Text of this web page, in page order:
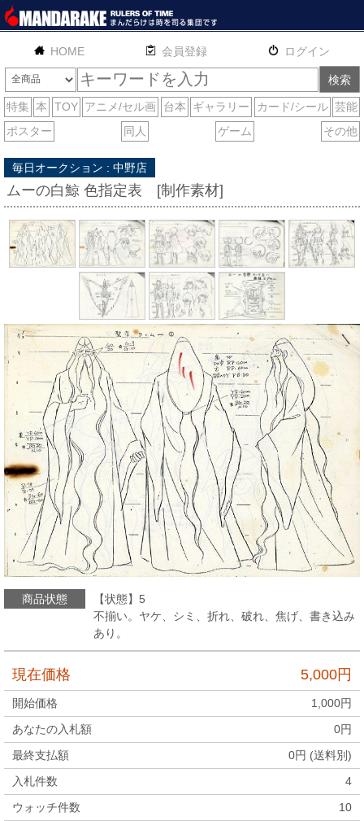
HOME English 通販 サイトマップ お問い合わせ
毎日オークション : 中野店
ムーの白鯨 色指定表 [制作素材]
商品状態
【状態】5
不揃い。ヤケ、シミ、折れ、破れ、焦げ、書き込み
あり。
現在価格 5,000円
開始価格 1,000円
あなたの入札額
0円
最終支払額
0円 (送料別)
入札件数
4
ウォッチ件数
10